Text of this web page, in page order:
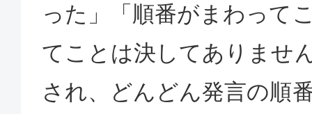
った」「順番がまわって
てことは決してありませ
され、どんどん発言の順